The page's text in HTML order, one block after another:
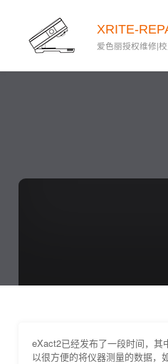
XRITE-
爱色丽授权维修|
eXact2已经发布了一段时间，其
以很方便的将仪器测量的数据，